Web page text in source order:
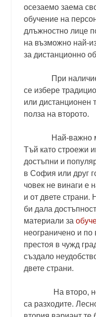
осезаемо заема
обучение на
длъжностно лице
на възможно най-
за дистанционно
При наличието
се избере
или дистанционен
полза на второто.
Най-важно
Тъй като строежи
достъпни и
в София или друг
човек не винаги е
и от двете страни.
би дала
материали за
неограничено и по
престоя в чужд
създало
двете страни.
На второ, но
са разходите.